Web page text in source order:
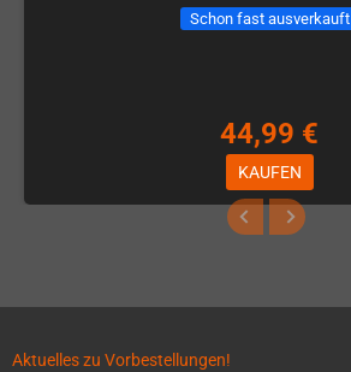
Schon fast ausverkauft
44,99 €
KAUFEN
Aktuelles zu Vorbestellungen!